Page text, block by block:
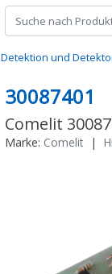
Detektion und
30087401
Comelit
Marke: Comelit |